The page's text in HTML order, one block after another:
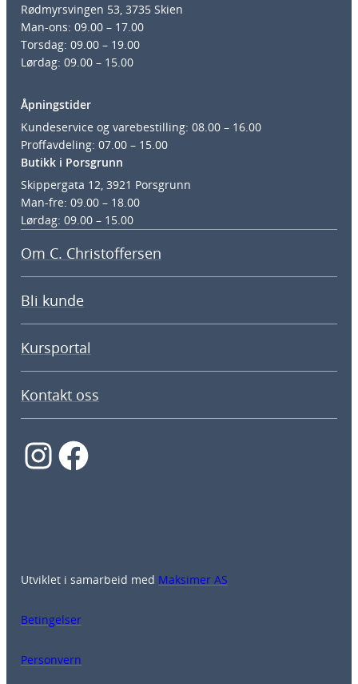
Rødmyrsvingen 53, 3735 Skien
Man-ons: 09.00 – 17.00
Torsdag: 09.00 – 19.00
Lørdag: 09.00 – 15.00
Åpningstider
Kundeservice og varebestilling: 08.00 – 16.00
Proffavdeling: 07.00 – 15.00
Butikk i Porsgrunn
Skippergata 12, 3921 Porsgrunn
Man-fre: 09.00 – 18.00
Lørdag: 09.00 – 15.00
Om C. Christoffersen
Bli kunde
Kursportal
Kontakt oss
InstagramFacebook
Utviklet i samarbeid med Maksimer AS
Betingelser
Personvern